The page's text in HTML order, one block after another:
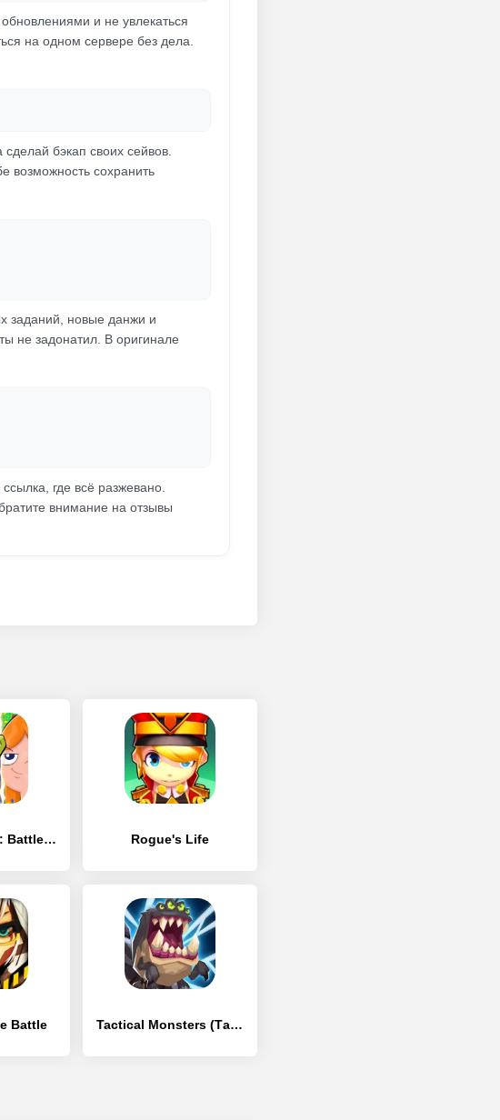
и не увлекаться
на одном сервере без дела.
бэкап своих сейвов.
возможность сохранить
заданий, новые данжи и
не задонатил. В оригинале
где всё разжевано.
внимание на отзывы
Disney Heroes: Battle Mode Rogue's Life
Battle Tactical Monsters (Тактические Монстры)